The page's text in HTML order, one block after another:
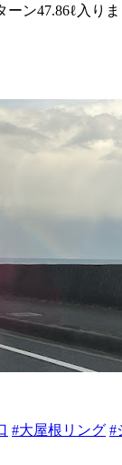
ン47.86ℓ入りま
#大屋根リング #